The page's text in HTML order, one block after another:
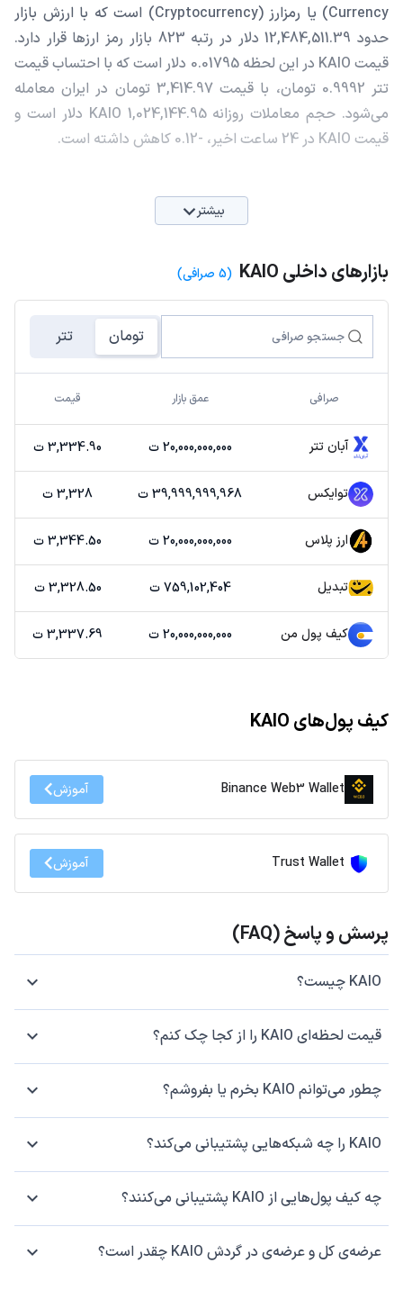
Currency) یا رمزارز (Cryptocurrency) است که با ارزش بازار
حدود 12,484,511.39 دلار در رتبه 823 بازار رمز ارزها قرار دارد.
قیمت KAIO در این لحظه 0.01795 دلار است که با احتساب قیمت
تتر 0.9992 تومان، با قیمت 3,414.97 تومان در ایران معامله
می‌شود. حجم معاملات روزانه KAIO 1,024,144.95 دلار است و
قیمت KAIO در 24 ساعت اخیر، -0.12 کاهش داشته است.
بیشتر
بازارهای داخلی KAIO (5 صرافی)
تومان تتر
صرافی عمق بازار قیمت
آبان تتر 20,000,000,000 ت 3,334.90 ت
توایکس 39,999,999,968 ت 3,328 ت
ارز پلاس 20,000,000,000 ت 3,344.50 ت
تبدیل 759,102,404 ت 3,328.50 ت
کیف پول من 20,000,000,000 ت 3,337.69 ت
کیف پول‌های KAIO
Binance Web3 Wallet آموزش
Trust Wallet آموزش
پرسش و پاسخ (FAQ)
KAIO چیست؟
قیمت لحظه‌ای KAIO را از کجا چک کنم؟
چطور می‌توانم KAIO بخرم یا بفروشم؟
KAIO را چه شبکه‌هایی پشتیبانی می‌کند؟
چه کیف پول‌هایی از KAIO پشتیبانی می‌کنند؟
عرضه‌ی کل و عرضه‌ی در گردش KAIO چقدر است؟